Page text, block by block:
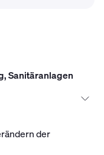
Sanitäranlagen
der